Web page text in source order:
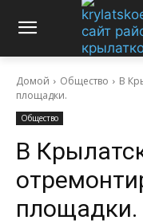
Домой Общество
В
площадки.
Общество
В
площадки.